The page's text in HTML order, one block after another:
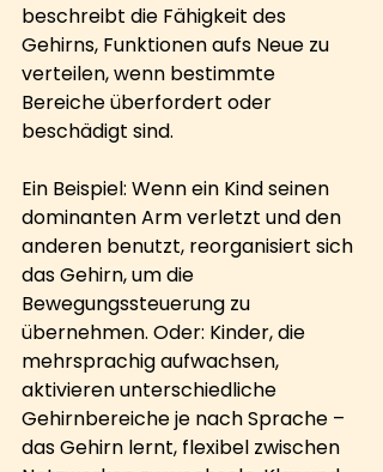
beschreibt die Fähigkeit des
Gehirns, Funktionen aufs Neue zu
verteilen, wenn bestimmte
Bereiche überfordert oder
beschädigt sind.
Ein Beispiel: Wenn ein Kind seinen
dominanten Arm verletzt und den
anderen benutzt, reorganisiert sich
das Gehirn, um die
Bewegungssteuerung zu
übernehmen. Oder: Kinder, die
mehrsprachig aufwachsen,
aktivieren unterschiedliche
Gehirnbereiche je nach Sprache –
das Gehirn lernt, flexibel zwischen